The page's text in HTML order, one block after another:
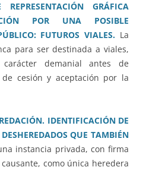
GRÁFICA
POR UNA POSIBLE
FUTUROS VIALES. La
para ser destinada a viales,
demanial antes de
cesión y aceptación por la
IDENTIFICACIÓN DE
QUE TAMBIÉN
instancia privada, con firma
como única heredera